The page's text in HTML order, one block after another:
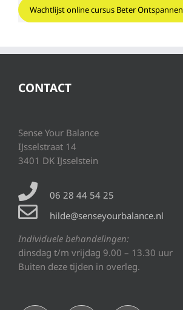
Wachtlijst online cursus Beter Ontspannen
CONTACT
Sense Your Balance
IJsselstraat 14
3401 DK IJsselstein
06 28 44 54 25
hilde@senseyourbalance.nl
Individuele behandelingen:
dinsdag t/m vrijdag 9.00 – 13.30 uur
Buiten deze tijden in overleg.